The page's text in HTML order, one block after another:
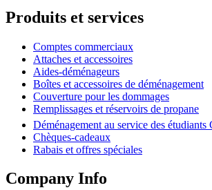
Produits et services
Comptes commerciaux
Attaches et accessoires
Aides-déménageurs
Boîtes et accessoires de déménagement
Couverture pour les dommages
Remplissages et réservoirs de propane
Déménagement au service des étudiants
Chèques-cadeaux
Rabais et offres spéciales
Company Info